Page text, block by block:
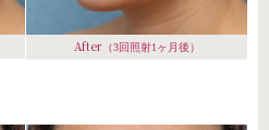
After（3回照射1ヶ月後）